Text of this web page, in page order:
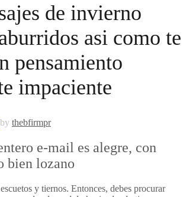
de invierno
asi­ como te
pensamiento
impaciente
thebfirmpr
e-mail es alegre, con
bien lozano
y tiernos. Entonces, debes procurar